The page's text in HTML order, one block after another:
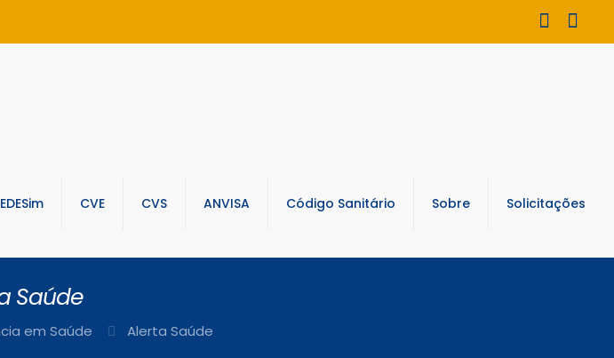
CVE CVS ANVISA Código Sanitário Sobre Solicitações
Saúde
em Saúde Alerta Saúde